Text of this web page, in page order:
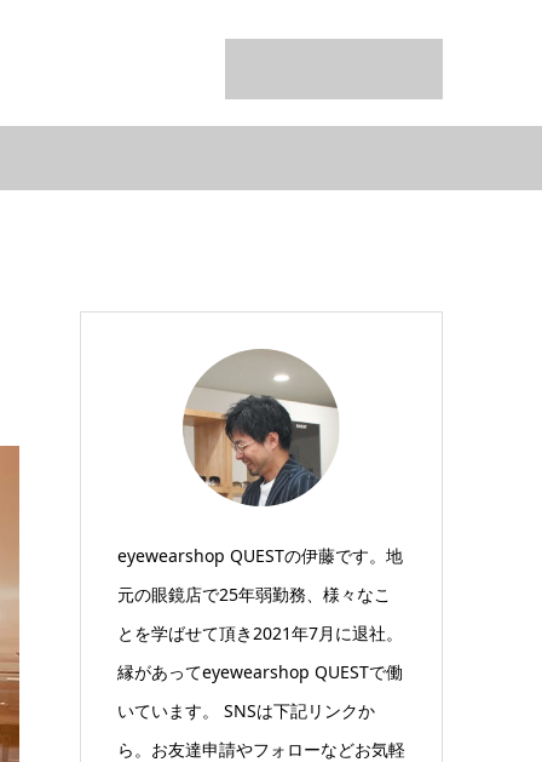
eyewearshop QUESTの伊藤です。地
元の眼鏡店で25年弱勤務、様々なこ
とを学ばせて頂き2021年7月に退社。
縁があってeyewearshop QUESTで働
いています。 SNSは下記リンクか
ら。お友達申請やフォローなどお気軽